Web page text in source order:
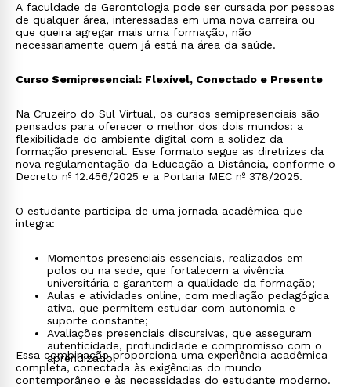
A faculdade de Gerontologia pode ser cursada por pessoas
de qualquer área, interessadas em uma nova carreira ou
que queira agregar mais uma formação, não
necessariamente quem já está na área da saúde.
Curso Semipresencial: Flexível, Conectado e Presente
Na Cruzeiro do Sul Virtual, os cursos semipresenciais são
pensados para oferecer o melhor dos dois mundos: a
flexibilidade do ambiente digital com a solidez da
formação presencial. Esse formato segue as diretrizes da
nova regulamentação da Educação a Distância, conforme o
Decreto nº 12.456/2025 e a Portaria MEC nº 378/2025.
O estudante participa de uma jornada acadêmica que
integra:
Momentos presenciais essenciais, realizados em
polos ou na sede, que fortalecem a vivência
universitária e garantem a qualidade da formação;
Aulas e atividades online, com mediação pedagógica
ativa, que permitem estudar com autonomia e
suporte constante;
Avaliações presenciais discursivas, que asseguram
autenticidade, profundidade e compromisso com o
aprendizado.
Essa combinação proporciona uma experiência acadêmica
completa, conectada às exigências do mundo
contemporâneo e às necessidades do estudante moderno.